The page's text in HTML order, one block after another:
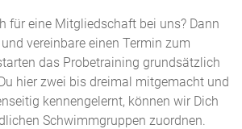
für eine Mitgliedschaft bei uns? Dann
vereinbare einen Termin zum
das Probetraining grundsätzlich
hier zwei bis dreimal mitgemacht und
kennengelernt, können wir Dich
Schwimmgruppen zuordnen.